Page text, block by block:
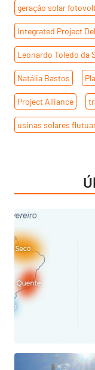
geração solar
Integrated Project
Leonardo Toledo da
Natália Bastos
Project Alliance
usinas solares